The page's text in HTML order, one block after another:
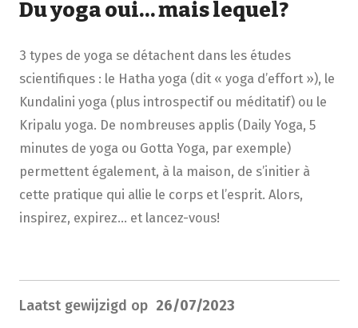
Du yoga oui… mais lequel?
3 types de yoga se détachent dans les études
scientifiques : le Hatha yoga (dit « yoga d’effort »), le
Kundalini yoga (plus introspectif ou méditatif) ou le
Kripalu yoga. De nombreuses applis (Daily Yoga, 5
minutes de yoga ou Gotta Yoga, par exemple)
permettent également, à la maison, de s’initier à
cette pratique qui allie le corps et l’esprit. Alors,
inspirez, expirez… et lancez-vous!
Laatst gewijzigd op 26/07/2023